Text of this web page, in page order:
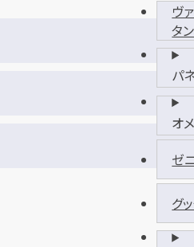
ヴ
タ
パ
オ
ゼ
グ